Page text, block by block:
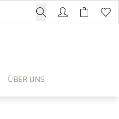
ÜBER UNS